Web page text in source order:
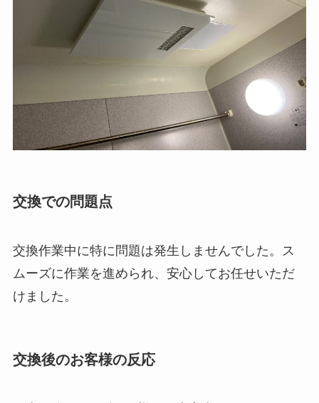
交換での問題点
交換作業中に特に問題は発生しませんでした。ス
ムーズに作業を進められ、安心してお任せいただ
けました。
交換後のお客様の反応